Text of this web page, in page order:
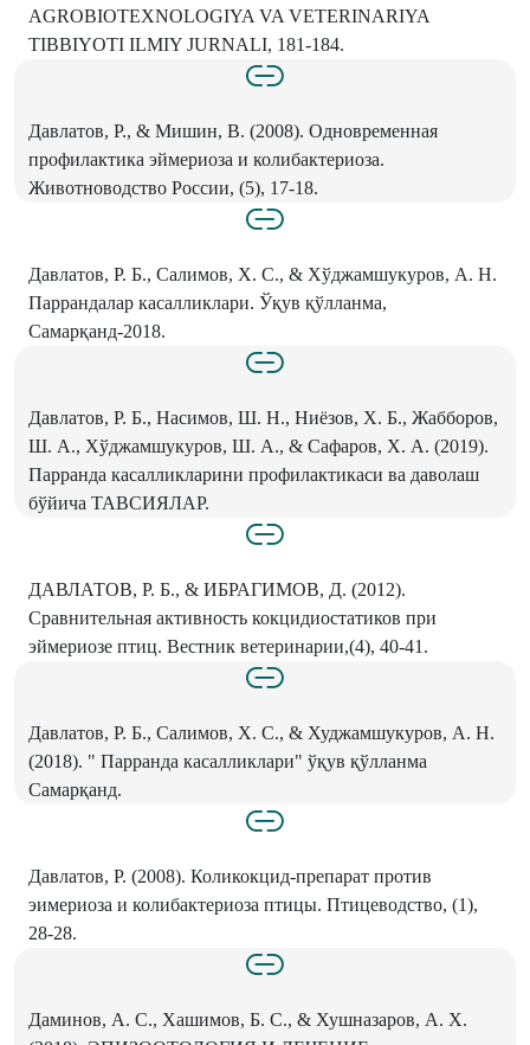
AGROBIOTEXNOLOGIYA VA VETERINARIYA
TIBBIYOTI ILMIY JURNALI, 181-184.
Давлатов, Р., & Мишин, В. (2008). Одновременная
профилактика эймериоза и колибактериоза.
Животноводство России, (5), 17-18.
Давлатов, Р. Б., Салимов, Х. С., & Хўджамшукуров, А. Н.
Паррандалар касалликлари. Ўқув қўлланма,
Самарқанд-2018.
Давлатов, Р. Б., Насимов, Ш. Н., Ниёзов, Х. Б., Жабборов,
Ш. А., Хўджамшукуров, Ш. А., & Сафаров, Х. А. (2019).
Парранда касалликларини профилактикаси ва даволаш
бўйича ТАВСИЯЛАР.
ДАВЛАТОВ, Р. Б., & ИБРАГИМОВ, Д. (2012).
Сравнительная активность кокцидиостатиков при
эймериозе птиц. Вестник ветеринарии,(4), 40-41.
Давлатов, Р. Б., Салимов, Х. С., & Худжамшукуров, А. Н.
(2018). " Парранда касалликлари" ўқув қўлланма
Самарқанд.
Давлатов, Р. (2008). Коликокцид-препарат против
эимериоза и колибактериоза птицы. Птицеводство, (1),
28-28.
Даминов, А. С., Хашимов, Б. С., & Хушназаров, А. Х.